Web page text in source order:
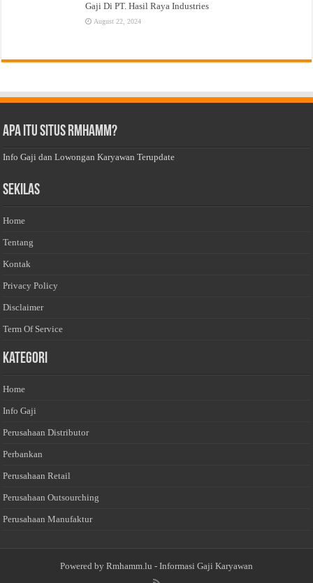
Gaji Di PT. Hasil Raya Industries
August 22, 2024
Apa Itu Situs Rmhamm?
Info Gaji dan Lowongan Karyawan Terupdate
Sekilas
Home
Tentang
Kontak
Privacy Policy
Disclaimer
Term Of Service
Kategori
Home
Info Gaji
Perusahaan Distributor
Perbankan
Perusahaan Retail
Perusahaan Outsourching
Perusahaan Manufaktur
Powered by Rmhamm.lu - Informasi Gaji Karyawan